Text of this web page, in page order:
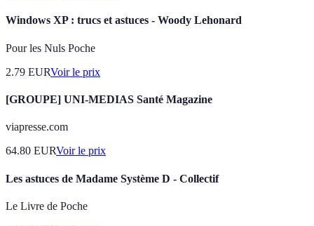
Windows XP : trucs et astuces - Woody Lehonard
Pour les Nuls Poche
2.79 EURVoir le prix
[GROUPE] UNI-MEDIAS Santé Magazine
viapresse.com
64.80 EURVoir le prix
Les astuces de Madame Système D - Collectif
Le Livre de Poche